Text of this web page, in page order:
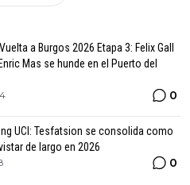
a Burgos 2026 Etapa 3: Felix Gall
Mas se hunde en el Puerto del
0
UCI: Tesfatsion se consolida como
de largo en 2026
0